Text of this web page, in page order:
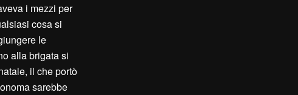
i mezzi per
cosa si
le
alla brigata si
il che portò
sarebbe